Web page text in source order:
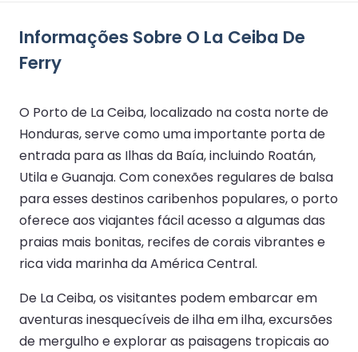
Informações Sobre O La Ceiba De
Ferry
O Porto de La Ceiba, localizado na costa norte de
Honduras, serve como uma importante porta de
entrada para as Ilhas da Baía, incluindo Roatán,
Utila e Guanaja. Com conexões regulares de balsa
para esses destinos caribenhos populares, o porto
oferece aos viajantes fácil acesso a algumas das
praias mais bonitas, recifes de corais vibrantes e
rica vida marinha da América Central.
De La Ceiba, os visitantes podem embarcar em
aventuras inesquecíveis de ilha em ilha, excursões
de mergulho e explorar as paisagens tropicais ao